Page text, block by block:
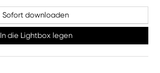
Sofort downloaden
In die Lightbox legen